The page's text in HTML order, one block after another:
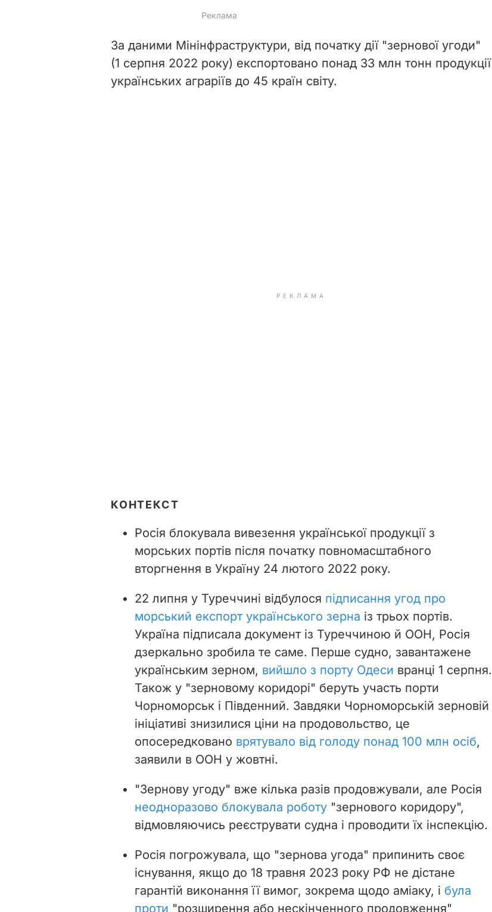
За даними Мінінфраструктури, від початку дії "зернової угоди"
(1 серпня 2022 року) експортовано понад 33 млн тонн продукції
українських аграріїв до 45 країн світу.
РЕКЛАМА
КОНТЕКСТ
Росія блокувала вивезення української продукції з
морських портів після початку повномасштабного
вторгнення в Україну 24 лютого 2022 року.
22 липня у Туреччині відбулося підписання угод про
морський експорт українського зерна із трьох портів.
Україна підписала документ із Туреччиною й ООН, Росія
дзеркально зробила те саме. Перше судно, завантажене
українським зерном, вийшло з порту Одеси вранці 1 серпня.
Також у "зерновому коридорі" беруть участь порти
Чорноморськ і Південний. Завдяки Чорноморській зерновій
ініціативі знизилися ціни на продовольство, це
опосередковано врятувало від голоду понад 100 млн осіб,
заявили в ООН у жовтні.
"Зернову угоду" вже кілька разів продовжували, але Росія
неодноразово блокувала роботу "зернового коридору",
відмовляючись реєструвати судна і проводити їх інспекцію.
Росія погрожувала, що "зернова угода" припинить своє
існування, якщо до 18 травня 2023 року РФ не дістане
гарантій виконання її вимог, зокрема щодо аміаку, і була
проти "розширення або нескінченного продовження"